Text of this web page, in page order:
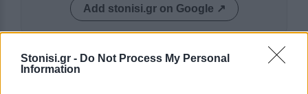
Stonisi.gr - Do Not Process My Personal
Information
Add stonisi.gr on Google ↗
ΣΤΗΝ ΙΔΙΑ ΚΑΤΗΓΟΡΙΑ